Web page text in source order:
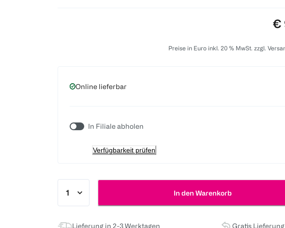
€
Preise in Euro inkl. 20 % MwSt. zzgl.
Online lieferbar
In Filiale abholen
Verfügbarkeit prüfen
In den Warenkorb
Lieferung in 2-3 Werktagen Gratis